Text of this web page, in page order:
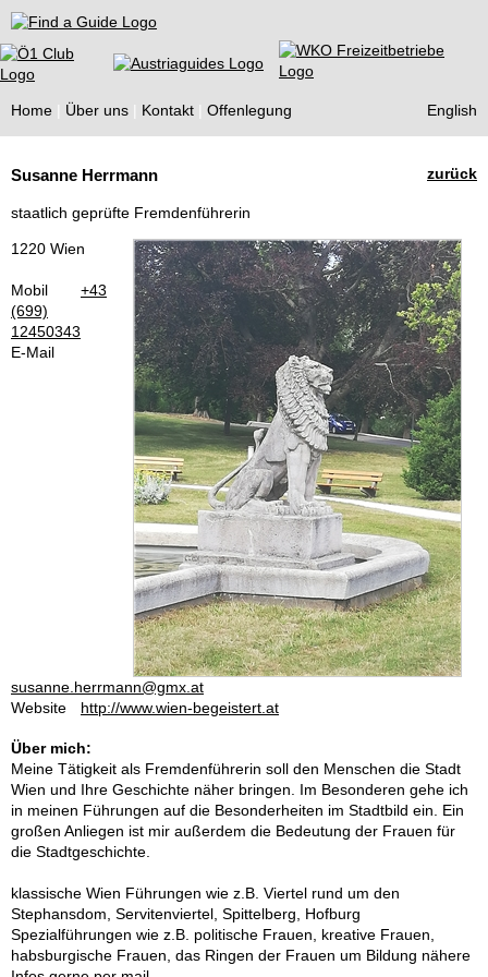
Find a Guide
Home Über uns Kontakt Offenlegung English
Guides
zurück
Susanne Herrmann
staatlich geprüfte Fremdenführerin
1220 Wien
Mobil
+43
(699)
12450343
E-Mail
susanne.herrmann@gmx.at
Website
http://www.wien-begeistert.at
Über mich:
Meine Tätigkeit als Fremdenführerin soll den Menschen die Stadt
Wien und Ihre Geschichte näher bringen. Im Besonderen gehe ich
in meinen Führungen auf die Besonderheiten im Stadtbild ein. Ein
großen Anliegen ist mir außerdem die Bedeutung der Frauen für
die Stadtgeschichte.
klassische Wien Führungen wie z.B. Viertel rund um den
Stephansdom, Servitenviertel, Spittelberg, Hofburg
Spezialführungen wie z.B. politische Frauen, kreative Frauen,
habsburgische Frauen, das Ringen der Frauen um Bildung nähere